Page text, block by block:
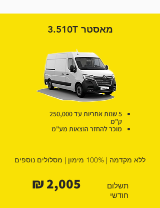
מאסטר 3.510T
5 שנות אחריות עד 250,000
ק"מ
מוכר להחזר הוצאות מע"מ
ללא מקדמה | 100% מימון | מסלולים נוספים
2,005 ₪
תשלום
חודשי